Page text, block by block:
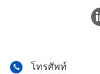
โทรศัพท์